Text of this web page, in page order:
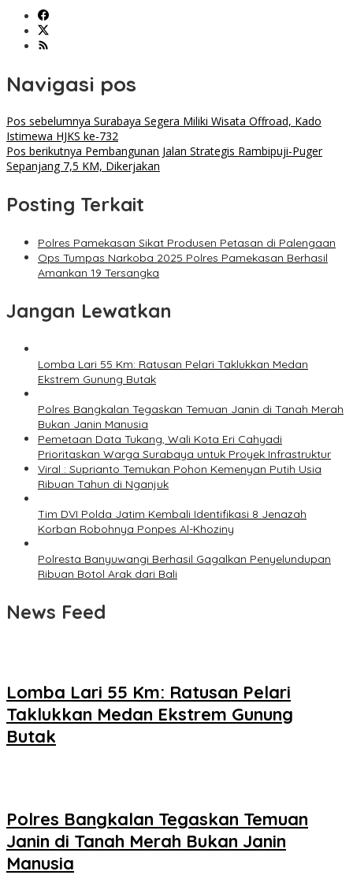
Navigasi pos
Pos sebelumnya Surabaya Segera Miliki Wisata Offroad, Kado
Istimewa HJKS ke-732
Pos berikutnya Pembangunan Jalan Strategis Rambipuji-Puger
Sepanjang 7,5 KM, Dikerjakan
Posting Terkait
Polres Pamekasan Sikat Produsen Petasan di Palengaan
Ops Tumpas Narkoba 2025 Polres Pamekasan Berhasil
Amankan 19 Tersangka
Jangan Lewatkan
Lomba Lari 55 Km: Ratusan Pelari Taklukkan Medan
Ekstrem Gunung Butak
Polres Bangkalan Tegaskan Temuan Janin di Tanah Merah
Bukan Janin Manusia
Pemetaan Data Tukang, Wali Kota Eri Cahyadi
Prioritaskan Warga Surabaya untuk Proyek Infrastruktur
Viral : Suprianto Temukan Pohon Kemenyan Putih Usia
Ribuan Tahun di Nganjuk
Tim DVI Polda Jatim Kembali Identifikasi 8 Jenazah
Korban Robohnya Ponpes Al-Khoziny
Polresta Banyuwangi Berhasil Gagalkan Penyelundupan
Ribuan Botol Arak dari Bali
News Feed
Lomba Lari 55 Km: Ratusan Pelari
Taklukkan Medan Ekstrem Gunung
Butak
Polres Bangkalan Tegaskan Temuan
Janin di Tanah Merah Bukan Janin
Manusia